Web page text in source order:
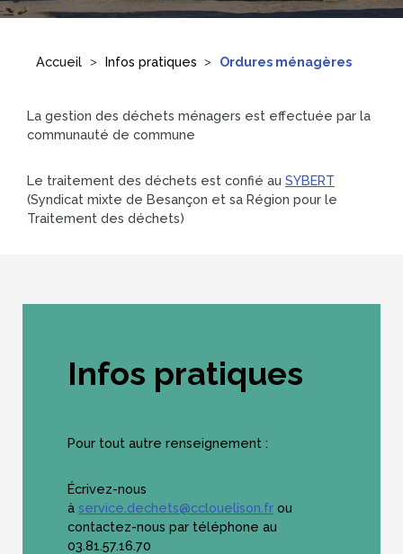
Accueil Infos pratiques Ordures ménagères
La gestion des déchets ménagers est effectuée par la
communauté de commune
Le traitement des déchets est confié au SYBERT
(Syndicat mixte de Besançon et sa Région pour le
Traitement des déchets)
Infos pratiques
Pour tout autre renseignement :
Écrivez-nous
à service.dechets@cclouelison.fr ou
contactez-nous par téléphone au
03.81.57.16.70